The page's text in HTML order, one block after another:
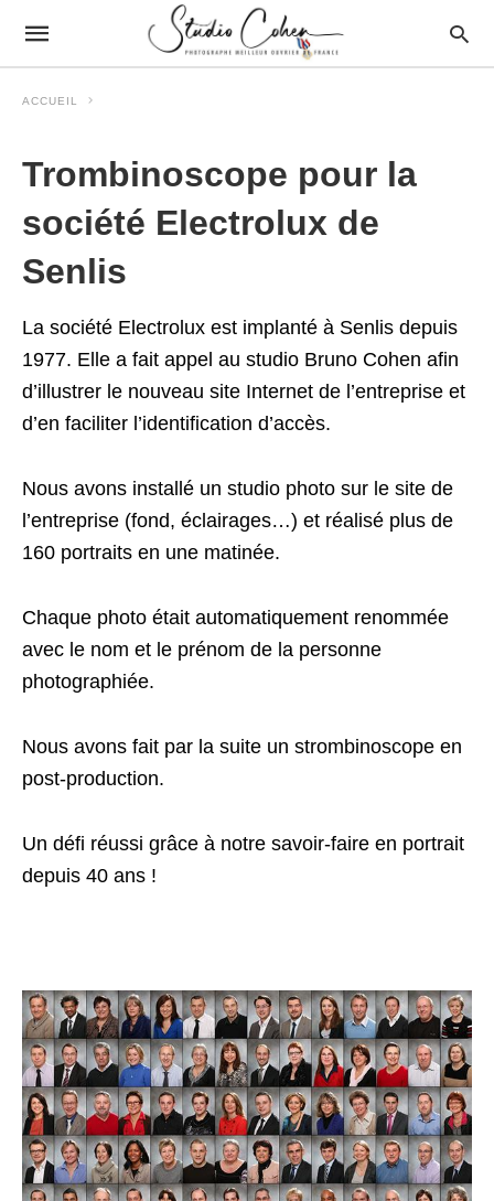
ACCUEIL
Trombinoscope pour la
société Electrolux de
Senlis
La société Electrolux est implanté à Senlis depuis
1977. Elle a fait appel au studio Bruno Cohen afin
d’illustrer le nouveau site Internet de l’entreprise et
d’en faciliter l’identification d’accès.
Nous avons installé un studio photo sur le site de
l’entreprise (fond, éclairages…) et réalisé plus de
160 portraits en une matinée.
Chaque photo était automatiquement renommée
avec le nom et le prénom de la personne
photographiée.
Nous avons fait par la suite un strombinoscope en
post-production.
Un défi réussi grâce à notre savoir-faire en portrait
depuis 40 ans !